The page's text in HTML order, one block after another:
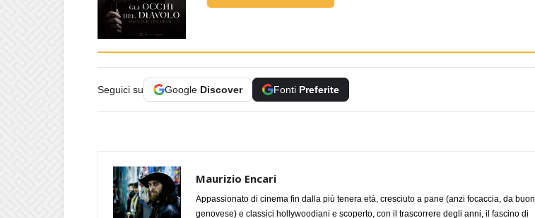
Seguici su Google Discover Fonti Preferite
Maurizio Encari
Appassionato di cinema fin dalla più tenera età, cresciuto a pane (anzi focaccia, da buon
genovese) e classici hollywoodiani e scoperto, con il trascorrere degli anni, il fascino di